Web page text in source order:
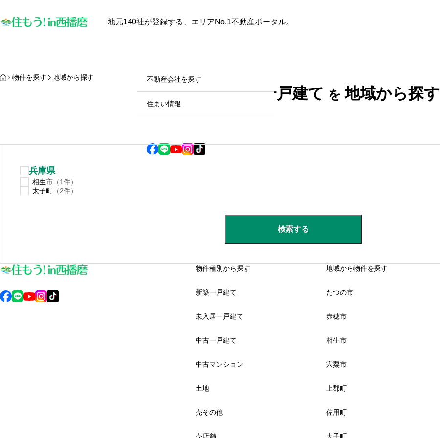
不動産会社を探す
住まい情報
地元140社が登録する、エリアNo.1不動産ポータル。
陽光発電と蓄電池は本当に電
気代を安くするのか？田舎暮
田舎の築30年以上の一戸建て
は何年住める？寿命を延ばす
HOME
物件を探す 地域から探す
兵庫県 の 未入居一戸建て を 地域から探す
兵庫県
相生市 （1件）
太子町 （2件）
検索する
物件種別から探す
新築一戸建て
未入居一戸建て
中古一戸建て
中古マンション
土地
売その他
売店舗
地域から物件を探す
たつの市
赤穂市
相生市
宍粟市
上郡町
佐用町
太子町